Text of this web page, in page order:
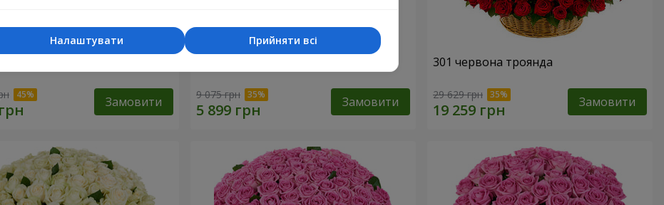
троянда
Замовити 9 075 грн Замовити
301 червона троянда
29 629 грн Замовити
Прийняти всі
Налаштувати